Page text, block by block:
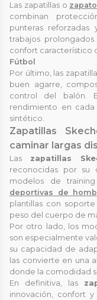
Las zapatillas o
combinan
punteras reforzadas
trabajos
confort característico
Fútbol
Por último, las
buen agarre,
control del balón.
rendimiento en
sintético.
Zapatillas
caminar largas
Las zapatillas
reconocidas por su
modelos de
deportivas de
plantillas con
peso del cuerpo de
Por otro lado, los
son especialmente
su capacidad de
las convierte en una
donde la comodidad
En definitiva, las
innovación, confort